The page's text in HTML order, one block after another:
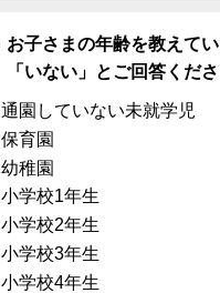
お子さまの年齢を教えて
「いない」とご回答くださ
通園していない未就学児
保育園
幼稚園
小学校1年生
小学校2年生
小学校3年生
小学校4年生